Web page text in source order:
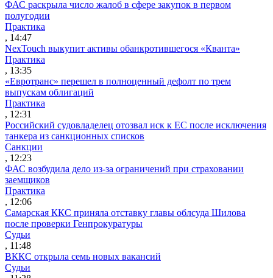
ФАС раскрыла число жалоб в сфере закупок в первом
полугодии
Практика
, 14:47
NexTouch выкупит активы обанкротившегося «Кванта»
Практика
, 13:35
«Евротранс» перешел в полноценный дефолт по трем
выпускам облигаций
Практика
, 12:31
Российский судовладелец отозвал иск к ЕС после исключения
танкера из санкционных списков
Санкции
, 12:23
ФАС возбудила дело из-за ограничений при страховании
заемщиков
Практика
, 12:06
Самарская ККС приняла отставку главы облсуда Шилова
после проверки Генпрокуратуры
Судьи
, 11:48
ВККС открыла семь новых вакансий
Судьи